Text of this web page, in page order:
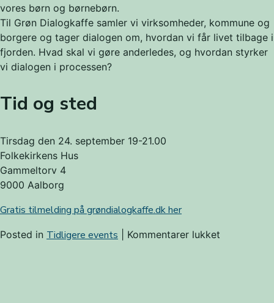
vores børn og børnebørn.
Til Grøn Dialogkaffe samler vi virksomheder, kommune og
borgere og tager dialogen om, hvordan vi får livet tilbage i
fjorden. Hvad skal vi gøre anderledes, og hvordan styrker
vi dialogen i processen?
Tid og sted
Tirsdag den 24. september 19-21.00
Folkekirkens Hus
Gammeltorv 4
9000 Aalborg
Gratis tilmelding på grøndialogkaffe.dk her
Posted in Tidligere events Kommentarer lukket